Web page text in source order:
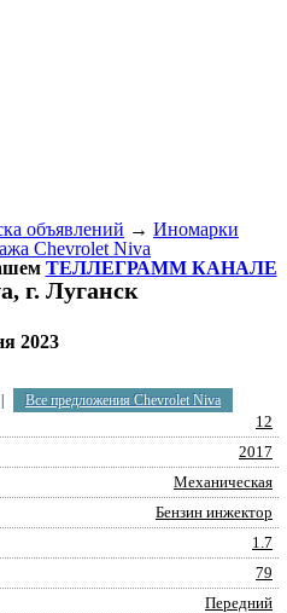
объявлений → Иномарки
Chevrolet Niva
ТЕЛЛЕГРАММ КАНАЛЕ
г. Луганск
2023
Все предложения Chevrolet Niva
12
2017
Механическая
Бензин инжектор
1.7
79
Передний